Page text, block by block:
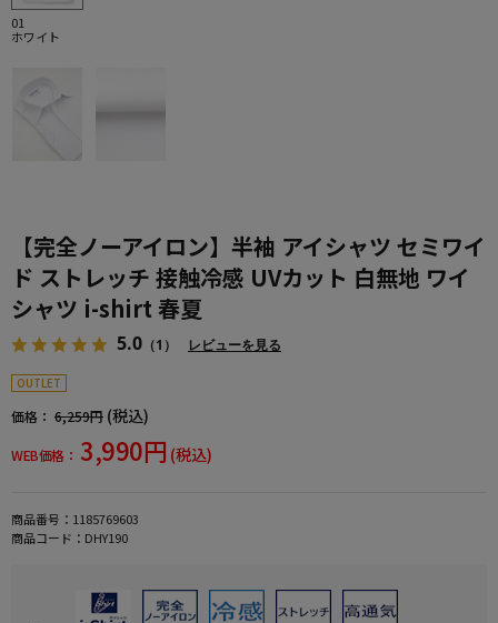
01
ホワイト
【完全ノーアイロン】半袖 アイシャツ セミワイ
ド ストレッチ 接触冷感 UVカット 白無地 ワイ
シャツ i-shirt 春夏
5.0 （1） レビューを見る
OUTLET
価格： 6,259円 (税込)
WEB価格： 3,990円 (税込)
商品番号： 1185769603
商品コード： DHY190